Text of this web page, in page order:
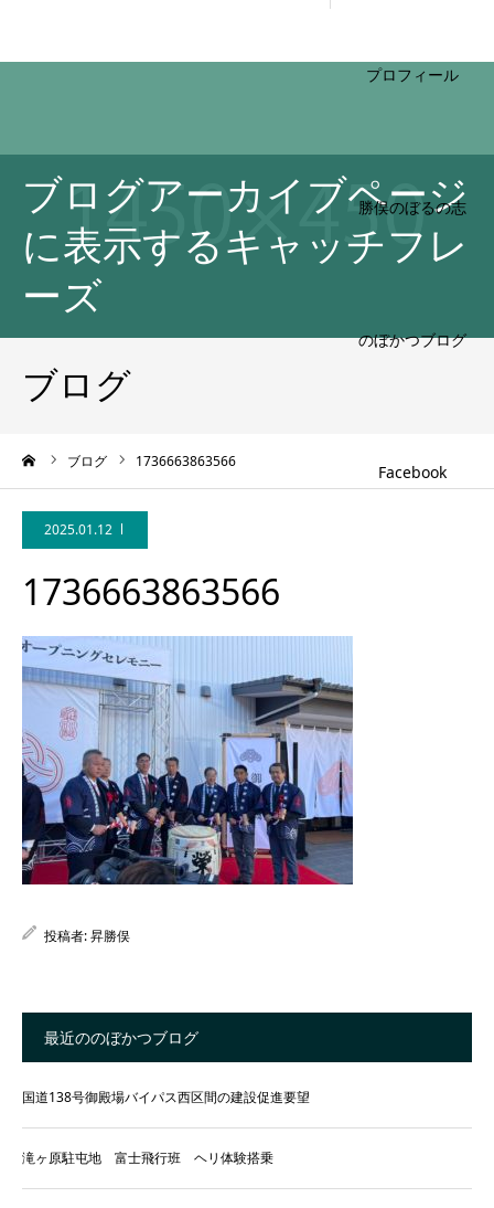
HOME
プロフィール
ブログアーカイブページ
に表示するキャッチフレ
ーズ
ブログ
ブログ 1736663863566
2025.01.12
1736663863566
投稿者:昇勝俣
最近ののぼかつブログ
国道138号御殿場バイパス西区間の建設促進要望
滝ヶ原駐屯地 富士飛行班 ヘリ体験搭乗